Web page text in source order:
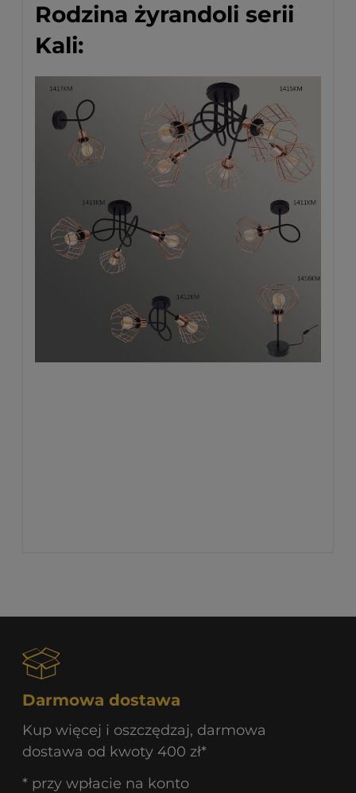
Rodzina żyrandoli serii
Kali:
Darmowa dostawa
Kup więcej i oszczędzaj, darmowa
dostawa od kwoty 400 zł*
* przy wpłacie na konto